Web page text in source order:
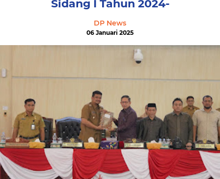
Sidang I Tahun 2024-
DP News
06 Januari 2025